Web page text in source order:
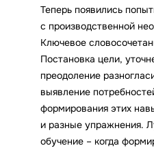
Теперь появились
с производственной
Ключевое
Постановка цели,
преодоление
выявление
формирования этих
и разные упражнения.
обучение – когда